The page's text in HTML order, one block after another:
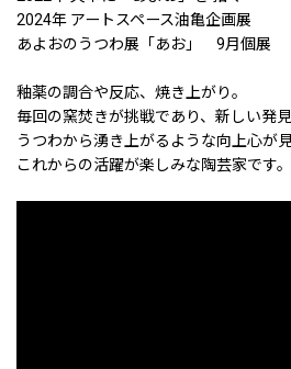
2024年 アートスペース油亀企画展
あよおのうつわ展「あお」 9月個展
釉薬の調合や反応、焼き上がり。
毎回の窯焚きが挑戦であり、新しい発
うつわから湧き上がるような向上心が見
これからの活躍が楽しみな陶芸家です。